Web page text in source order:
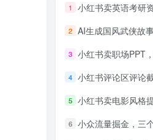
1 小红书卖英语考研资料，
2 AI生成国风武侠故事，狂撸分成视频收
3 小红书卖职场PPT，367天
4 小红书评论区评论截图，一
5 小红书卖电影风格提示词，客单价29
6 小众流量掘金，三